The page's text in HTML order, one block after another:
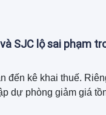
SJC lộ sai phạm
đến kê khai thuế.
dự phòng giảm giá